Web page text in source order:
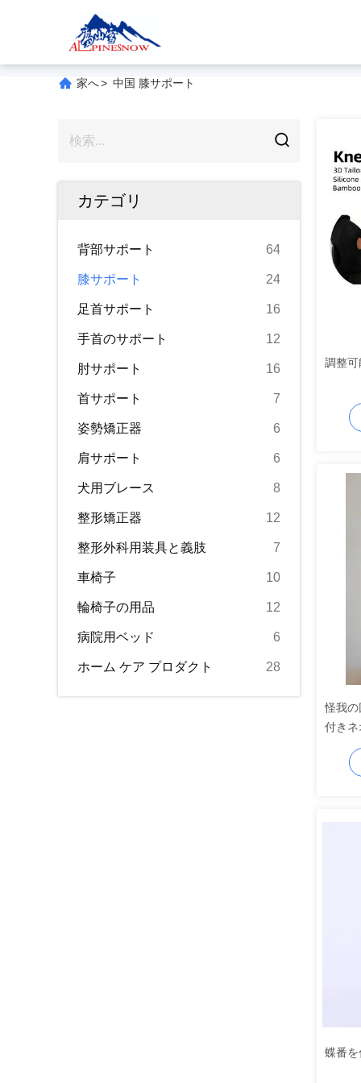
家へ> 中国 膝サポート
カテゴリ
背部サポート 64
膝サポート 24
足首サポート 16
手首のサポート 12
肘サポート 16
首サポート 7
姿勢矯正器 6
肩サポート 6
犬用ブレース 8
整形矯正器 12
整形外科用装具と義肢 7
車椅子 10
輪椅子の用品 12
病院用ベッド 6
ホーム ケア プロダクト 28
調整
怪我
付き
蝶番